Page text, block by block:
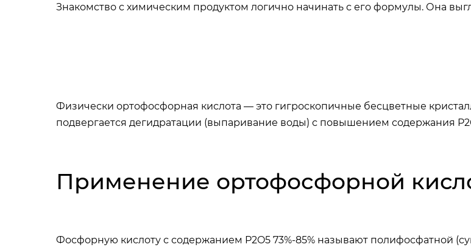
Знакомство с химическим продуктом логично начинать с его формулы. Она
Физически ортофосфорная кислота — это гигроскопичные бесцветные
подвергается дегидратации (выпаривание воды) с повышением содержания
Применение ортофосфорной
Фосфорную кислоту с содержанием P2O5 73%-85% называют полифосфатной